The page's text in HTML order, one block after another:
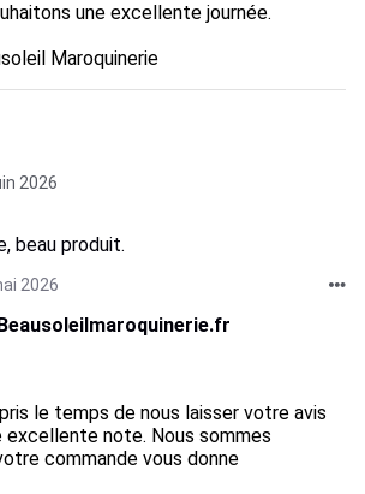
une excellente journée.
Maroquinerie
2026
beau produit.
2026
le temps de nous laisser votre avis
note. Nous sommes
commande vous donne